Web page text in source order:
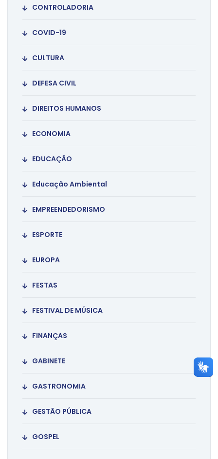
CONTROLADORIA
COVID-19
CULTURA
DEFESA CIVIL
DIREITOS HUMANOS
ECONOMIA
EDUCAÇÃO
Educação Ambiental
EMPREENDEDORISMO
ESPORTE
EUROPA
FESTAS
FESTIVAL DE MÚSICA
FINANÇAS
GABINETE
GASTRONOMIA
GESTÃO PÚBLICA
GOSPEL